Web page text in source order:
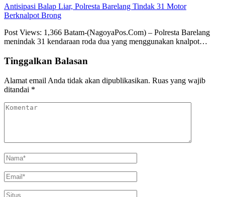
Antisipasi Balap Liar, Polresta Barelang Tindak 31 Motor
Berknalpot Brong
Post Views: 1,366 Batam-(NagoyaPos.Com) – Polresta Barelang
menindak 31 kendaraan roda dua yang menggunakan knalpot…
Tinggalkan Balasan
Alamat email Anda tidak akan dipublikasikan. Ruas yang wajib
ditandai *